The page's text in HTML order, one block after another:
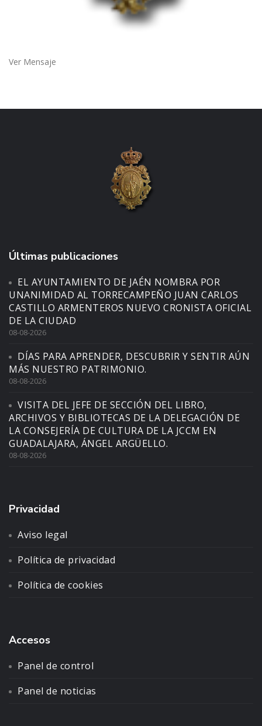
Ver Mensaje
Últimas publicaciones
EL AYUNTAMIENTO DE JAÉN NOMBRA POR
UNANIMIDAD AL TORRECAMPEÑO JUAN CARLOS
CASTILLO ARMENTEROS NUEVO CRONISTA OFICIAL
DE LA CIUDAD
08-08-2026
DÍAS PARA APRENDER, DESCUBRIR Y SENTIR AÚN
MÁS NUESTRO PATRIMONIO.
08-08-2026
VISITA DEL JEFE DE SECCIÓN DEL LIBRO,
ARCHIVOS Y BIBLIOTECAS DE LA DELEGACIÓN DE
LA CONSEJERÍA DE CULTURA DE LA JCCM EN
GUADALAJARA, ÁNGEL ARGÜELLO.
08-08-2026
Privacidad
Aviso legal
Política de privacidad
Política de cookies
Accesos
Panel de control
Panel de noticias